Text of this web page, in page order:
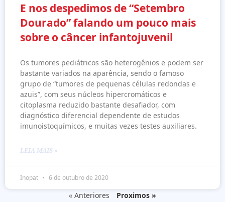
E nos despedimos de “Setembro
Dourado” falando um pouco mais
sobre o câncer infantojuvenil
Os tumores pediátricos são heterogênios e podem ser
bastante variados na aparência, sendo o famoso
grupo de “tumores de pequenas células redondas e
azuis”, com seus núcleos hipercromáticos e
citoplasma reduzido bastante desafiador, com
diagnóstico diferencial dependente de estudos
imunoistoquímicos, e muitas vezes testes auxiliares.
LEIA MAIS »
Inopat 6 de outubro de 2020
« Anteriores Proximos »